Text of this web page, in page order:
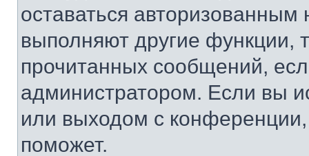
оставаться
выполняют другие функции,
прочитанных сообщений,
администратором. Если вы
или выходом с
поможет.